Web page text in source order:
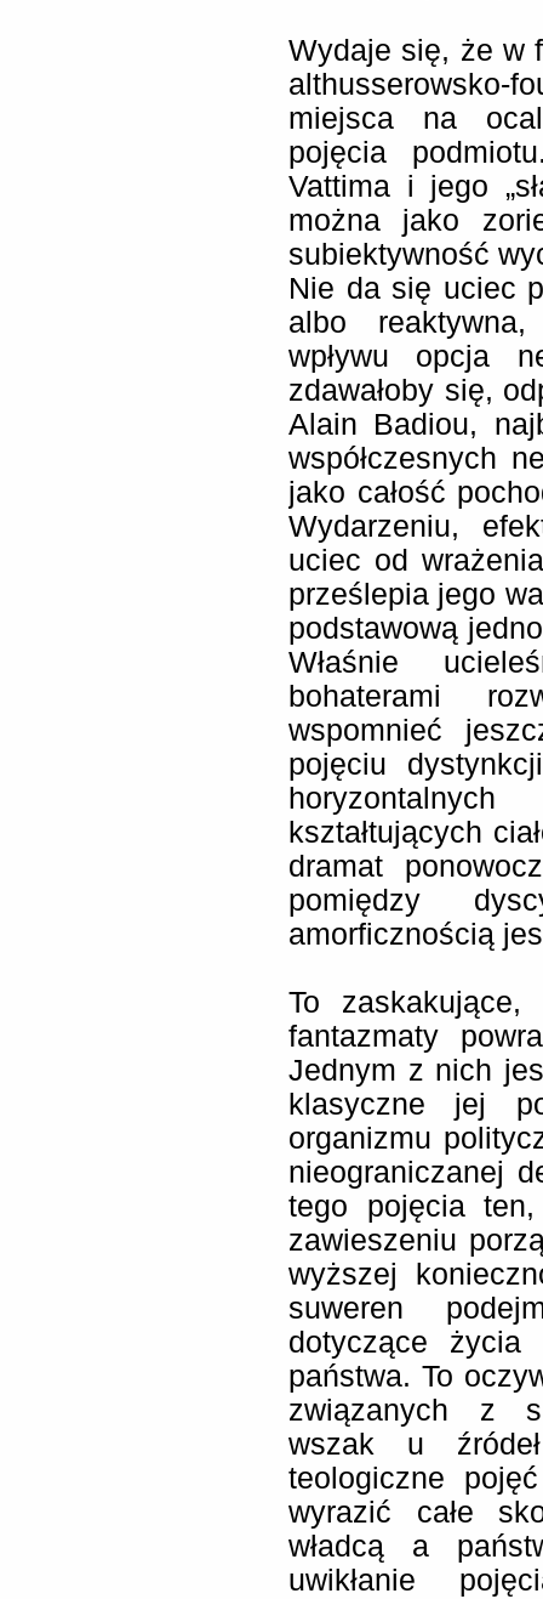
Wydaje się, że w
miejsca na
pojęcia
Vattima i jego
można jako
subiektywność
Nie da się uciec
albo reaktywna,
wpływu opcja
zdawałoby się,
Alain Badiou,
współczesnych
jako całość
Wydarzeniu,
uciec od
prześlepia jego
podstawową
Właśnie
bohaterami
wspomnieć
pojęciu
horyzontalnych
kształtujących
dramat
pomiędzy
amorficznością
To
fantazmaty
Jednym z nich
klasyczne jej
organizmu
nieograniczanej
tego pojęcia
zawieszeniu
wyższej
suweren
dotyczące życia
państwa. To
związanych z
wszak u
teologiczne
wyrazić całe
władcą a
uwikłanie